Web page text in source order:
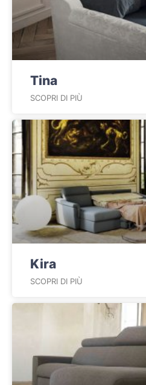
Tina
SCOPRI DI PIÙ
Kira
SCOPRI DI PIÙ